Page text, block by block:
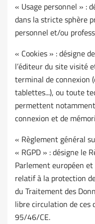
« Usage personnel » :
dans la stricte sphère
personnel et/ou
« Cookies » : désigne
l’éditeur du site visité
terminal de connexion
tablettes...), ou toute
permettent
connexion et de
« Règlement général
« RGPD » : désigne le
Parlement européen
relatif à la protection
du Traitement des
libre circulation de ces
95/46/CE.